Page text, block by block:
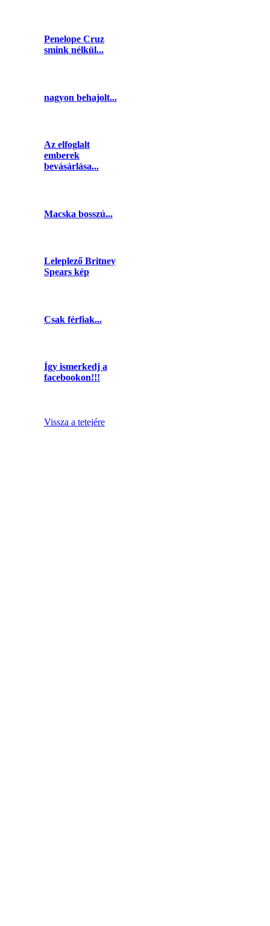
Penelope Cruz
smink nélkül...
nagyon behajolt...
Az elfoglalt
emberek
bevásárlása...
Macska bosszú...
Leleplező Britney
Spears kép
Csak férfiak...
Így ismerkedj a
facebookon!!!
Vissza a tetejére